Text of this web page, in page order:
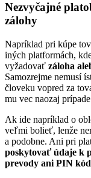
Nezvyčajné
zálohy
Napríklad pri kúpe
iných platformách,
vyžadovať záloha
Samozrejme nemusí
človeku vopred za
mu vec naozaj
Ak ide napríklad o
veľmi bolieť, lenže
a podobne. Ani pri
poskytovať údaje k
prevody ani PIN kód